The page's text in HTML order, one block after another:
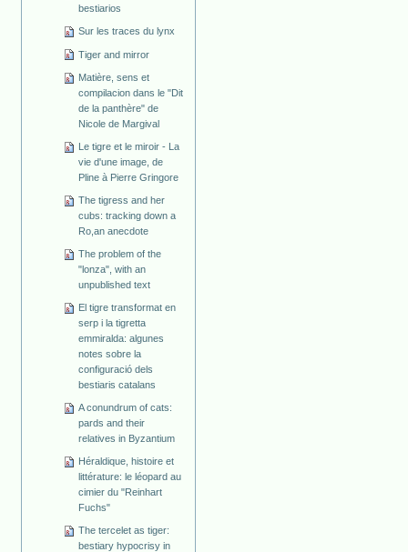
bestiarios
Sur les traces du lynx
Tiger and mirror
Matière, sens et
compilacion dans le "Dit
de la panthère" de
Nicole de Margival
Le tigre et le miroir - La
vie d'une image, de
Pline à Pierre Gringore
The tigress and her
cubs: tracking down a
Ro,an anecdote
The problem of the
"lonza", with an
unpublished text
El tigre transformat en
serp i la tigretta
emmiralda: algunes
notes sobre la
configuració dels
bestiaris catalans
A conundrum of cats:
pards and their
relatives in Byzantium
Héraldique, histoire et
littérature: le léopard au
cimier du "Reinhart
Fuchs"
The tercelet as tiger:
bestiary hypocrisy in